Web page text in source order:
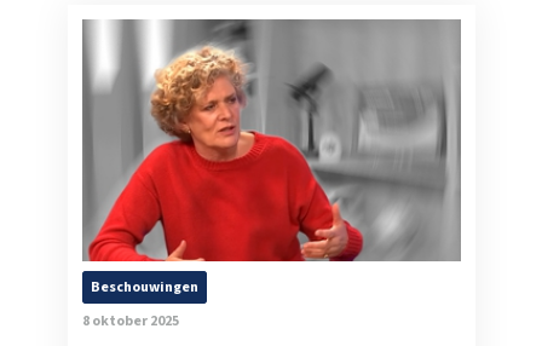
Beschouwingen
8 oktober 2025